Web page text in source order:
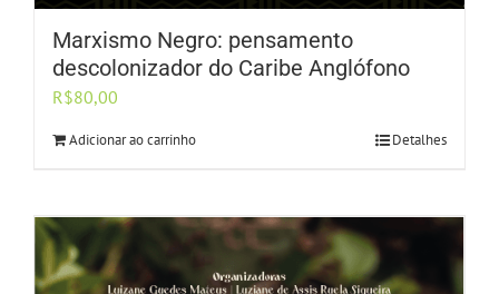
Marxismo Negro: pensamento
descolonizador do Caribe Anglófono
R$80,00
Adicionar ao carrinho Detalhes